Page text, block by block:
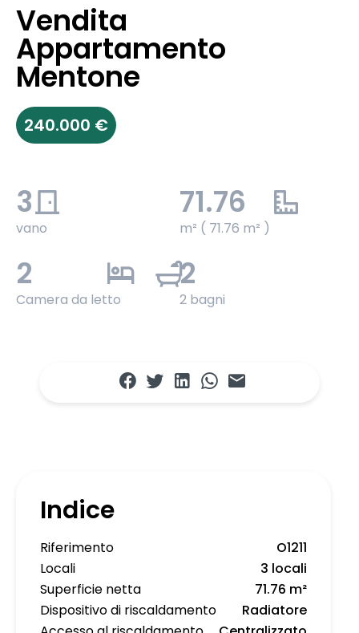
Vendita
Appartamento
Mentone
240.000 €
3
vano
71.76
m² ( 71.76 m² )
2
Camera da letto
2
2 bagni
Indice
Riferimento
O1211
Locali
3 locali
Superficie netta
71.76 m²
Dispositivo di riscaldamento
Radiatore